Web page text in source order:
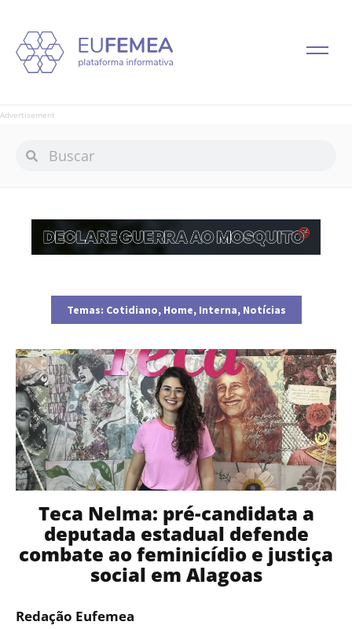
Advertisement
Temas: Cotidiano, Home, Interna, Notícias
Teca Nelma: pré-candidata a
deputada estadual defende
combate ao feminicídio e justiça
social em Alagoas
Redação Eufemea